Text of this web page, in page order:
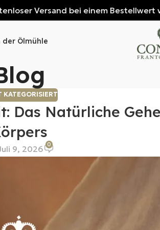
Versand bei einem Bestellwert von
der Ölmühle
KATEGORISIERT
Das Natürliche
9, 2026 0